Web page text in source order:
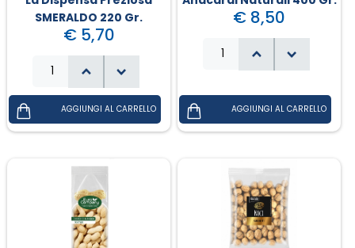
Campania - Basilicata - Calabria
Sicilia - Sardegna
Francia
Sanpellegrino
Cialde Lavazza compatibili Nespresso®*
Confetture, miele, creme di cacao
Latte
Pomodoro
Igiene e cura persona
Igiene e pulizia
Prodotti di carta e plastica
Carta ufficio e stampanti
Diffusori-Profumatori-Deodoranti-
SMERALDO 220 Gr.
€ 5,70
€ 8,50